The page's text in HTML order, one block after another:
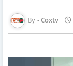
Coxtv